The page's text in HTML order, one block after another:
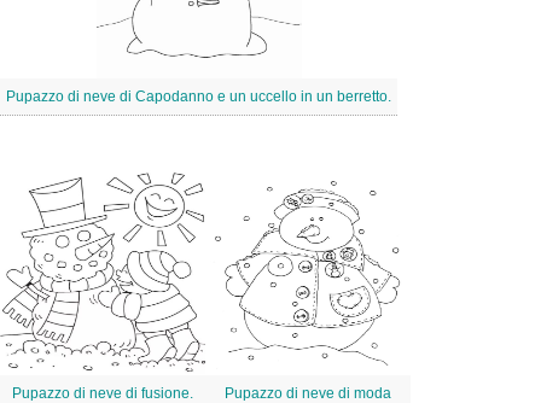
Pupazzo di neve di Capodanno e un uccello in un berretto.
Pupazzo di neve di fusione. Pupazzo di neve di moda